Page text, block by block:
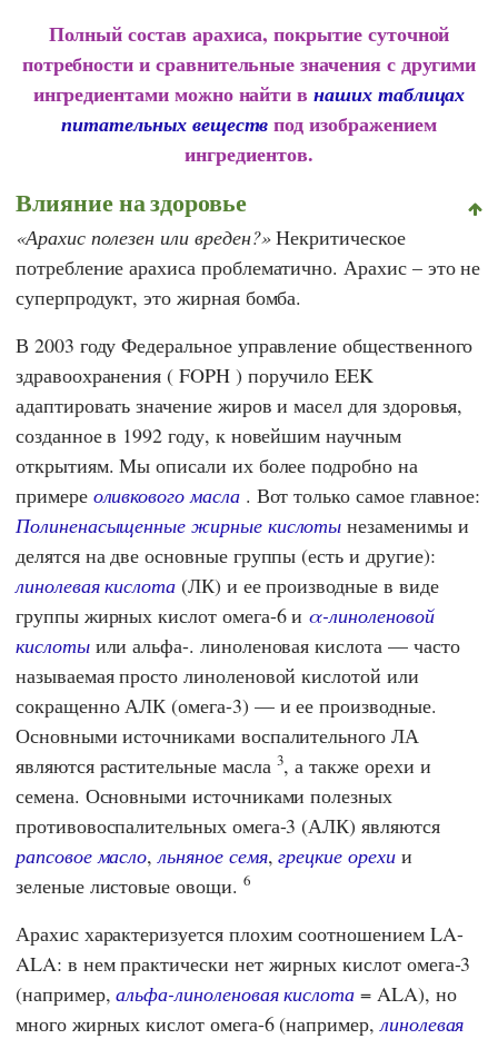
Полный состав арахиса, покрытие суточной
потребности и сравнительные значения с другими
ингредиентами можно найти внаших таблицах
питательных веществ под изображением
ингредиентов.
Влияние на здоровье
Арахис полезен или вреден? Некритическое
потребление арахиса проблематично. Арахис – это не
суперпродукт, это жирная бомба.
В 2003 годуФедеральное управление общественного
здравоохранения (FOPH) поручилоEEK
адаптировать значение жиров и масел для здоровья,
созданное в 1992 году, к новейшим научным
открытиям. Мы описали их более подробно на
примере оливкового масла. Вот только самое главное:
Полиненасыщенные жирные кислоты незаменимы и
делятся на две основные группы (есть и другие):
линолевая кислота (ЛК) и ее производные в виде
группы жирных кислот омега-6 и α-линоленовой
кислотыили альфа-. линоленовая кислота — часто
называемая просто линоленовой кислотой или
сокращенно АЛК (омега-3) — и ее производные.
Основными источниками воспалительного ЛА
являются растительные масла 3, а также орехи и
семена. Основными источниками полезных
противовоспалительных омега-3 (АЛК) являются
рапсовое масло,льняное семя,грецкие орехии
зеленые листовые овощи. 6
Арахис характеризуется плохим соотношением LA-
ALA: в нем практически нет жирных кислот омега-3
(например,альфа-линоленовая кислота = ALA), но
много жирных кислот омега-6 (например,линолевая